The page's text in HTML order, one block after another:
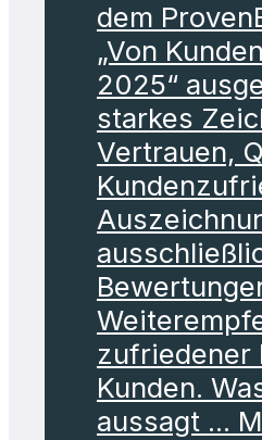
dem
„Von
2025“
starkes
Vertrauen,
zufriedener
Kunden.
aussagt ...